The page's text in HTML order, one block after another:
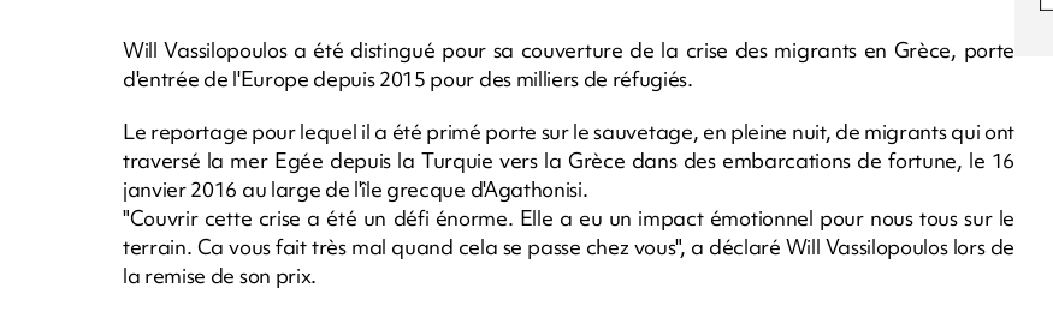
Will Vassilopoulos a été distingué pour sa couverture de la crise des migrants en Grèce, porte
d'entrée de l'Europe depuis 2015 pour des milliers de réfugiés.
Le reportage pour lequel il a été primé porte sur le sauvetage, en pleine nuit, de migrants qui ont
traversé la mer Egée depuis la Turquie vers la Grèce dans des embarcations de fortune, le 16
janvier 2016 au large de l'île grecque d'Agathonisi.
"Couvrir cette crise a été un défi énorme. Elle a eu un impact émotionnel pour nous tous sur le
terrain. Ca vous fait très mal quand cela se passe chez vous", a déclaré Will Vassilopoulos lors de
la remise de son prix.